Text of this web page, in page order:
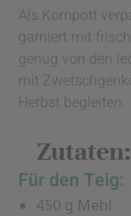
Als Kompott
garniert mit
genug von den
mit
Herbst begleiten.
Zutaten:
Für den Teig:
450 g Mehl